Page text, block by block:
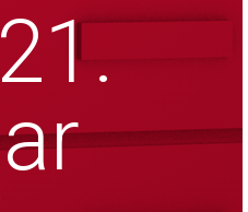
21.